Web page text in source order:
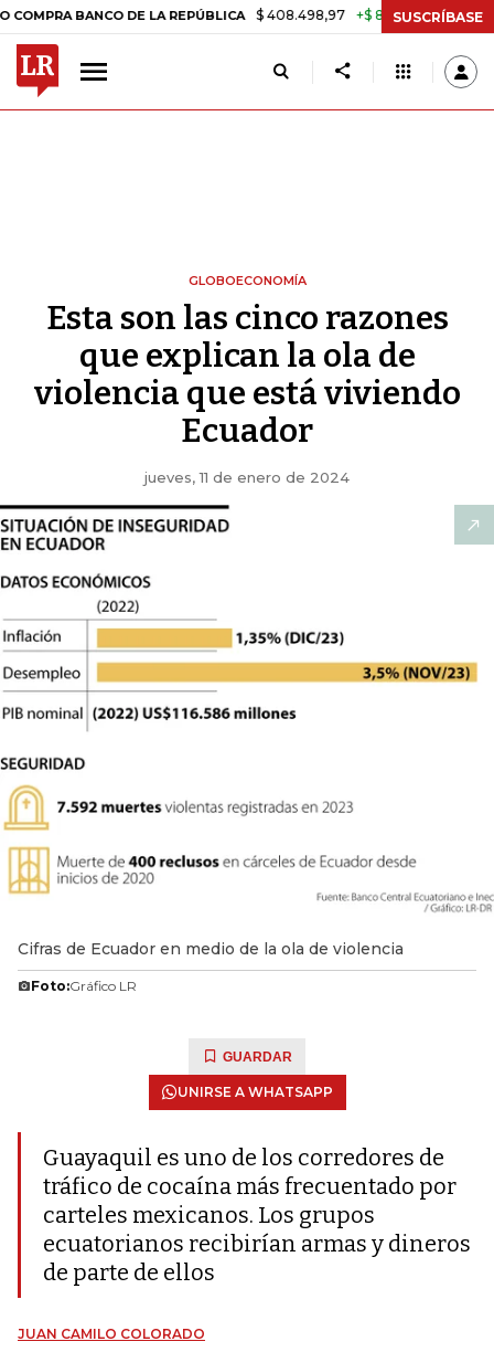
DE LA REPÚBLICA $ 408.498,97 +$ 8.753,81 +2,19% TASA DE
SUSCRÍBASE
GLOBOECONOMÍA
Esta son las cinco razones
que explican la ola de
violencia que está viviendo
Ecuador
jueves, 11 de enero de 2024
Cifras de Ecuador en medio de la ola de violencia
Foto:Gráfico LR
GUARDAR
UNIRSE A WHATSAPP
Guayaquil es uno de los corredores de
tráfico de cocaína más frecuentado por
carteles mexicanos. Los grupos
ecuatorianos recibirían armas y dineros
de parte de ellos
JUAN CAMILO COLORADO